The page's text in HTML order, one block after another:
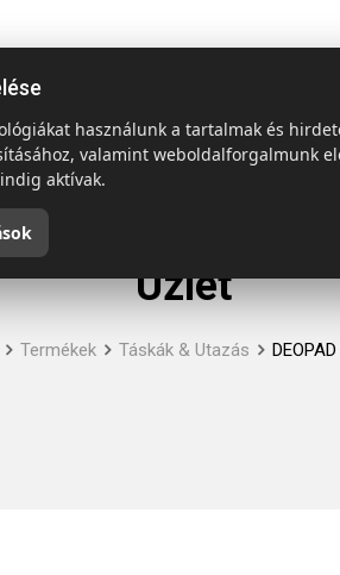
Emblémázás és szállítás
Üzlet
Termékek Táskák & Utazás
használunk a tartalmak és
valamint weboldalforgalmunk
aktívak.